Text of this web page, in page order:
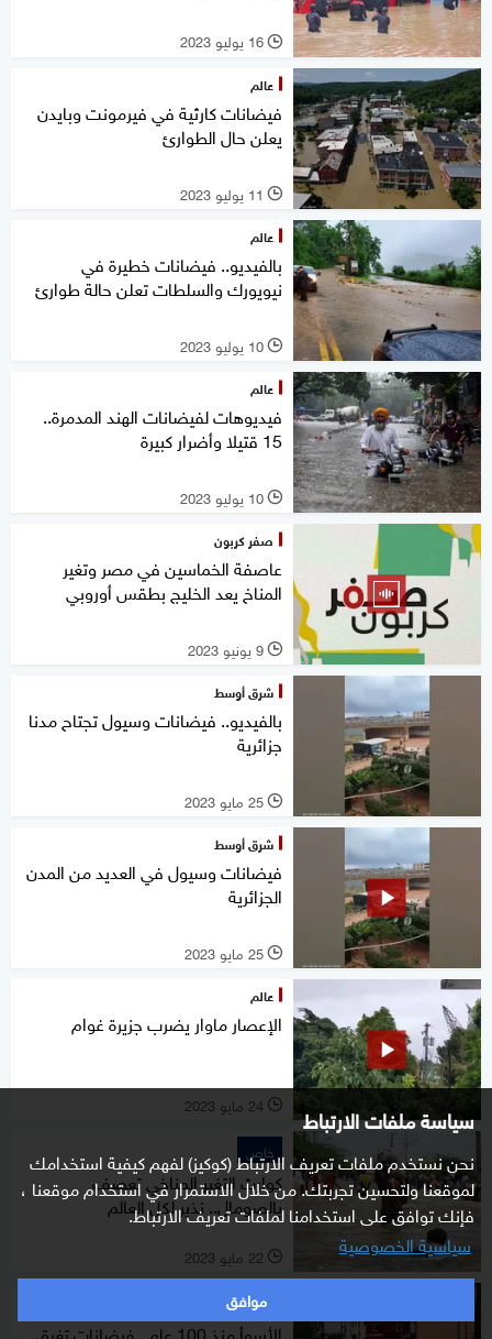
سياسة ملفات الارتباط
نحن نستخدم ملفات تعريف الارتباط (كوكيز) لفهم كيفية استخدامك
لموقعنا ولتحسين تجربتك. من خلال الاستمرار في استخدام موقعنا ،
فإنك توافق على استخدامنا لملفات تعريف الارتباط.
سياسية الخصوصية
موافق
l 16 يوليو 2023
عالم
فيضانات كارثية في فيرمونت وبايدن
يعلن حال الطوارئ
l 11 يوليو 2023
عالم
بالفيديو.. فيضانات خطيرة في
نيويورك والسلطات تعلن حالة طوارئ
l 10 يوليو 2023
عالم
فيديوهات لفيضانات الهند المدمرة..
15 قتيلا وأضرار كبيرة
l 10 يوليو 2023
صفر كربون
عاصفة الخماسين في مصر وتغير
المناخ يعد الخليج بطقس أوروبي
l 9 يونيو 2023
شرق أوسط
بالفيديو.. فيضانات وسيول تجتاح مدنا
جزائرية
l 25 مايو 2023
شرق أوسط
فيضانات وسيول في العديد من المدن
الجزائرية
l 25 مايو 2023
عالم
الإعصار ماوار يضرب جزيرة غوام
l 24 مايو 2023
خاص
كوارث التغير المناخي تعصف
بالصومال.. نذير لكل العالم
l 22 مايو 2023
خاص